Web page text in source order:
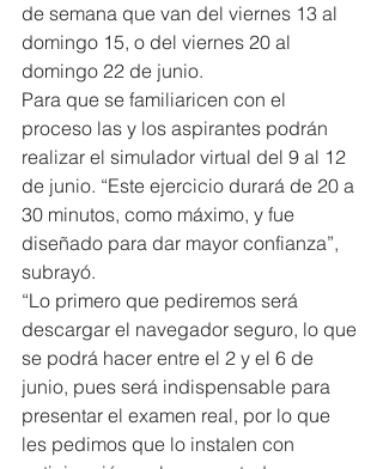
de semana que van del viernes 13 al
domingo 15, o del viernes 20 al
domingo 22 de junio.
Para que se familiaricen con el
proceso las y los aspirantes podrán
realizar el simulador virtual del 9 al 12
de junio. “Este ejercicio durará de 20 a
30 minutos, como máximo, y fue
diseñado para dar mayor confianza”,
subrayó.
“Lo primero que pediremos será
descargar el navegador seguro, lo que
se podrá hacer entre el 2 y el 6 de
junio, pues será indispensable para
presentar el examen real, por lo que
les pedimos que lo instalen con